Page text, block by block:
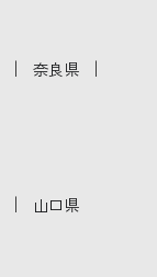
｜ 奈良県 ｜
｜ 山口県